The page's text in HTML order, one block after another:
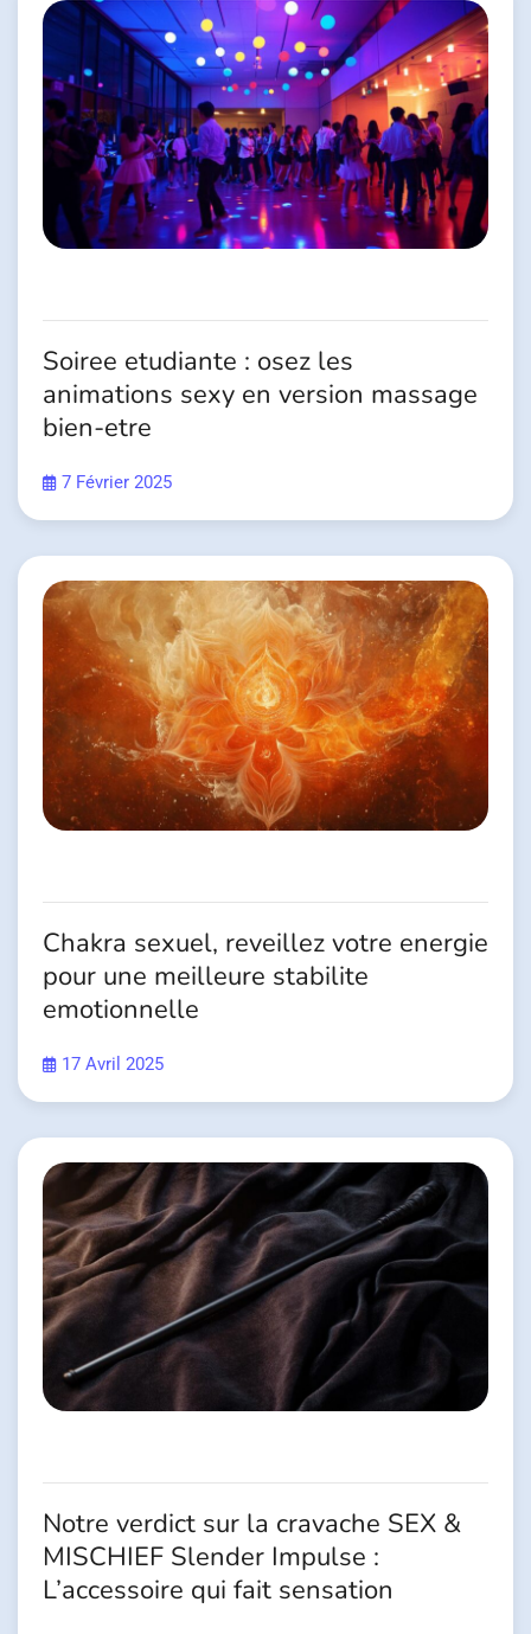
Soiree etudiante : osez les
animations sexy en version massage
bien-etre
7 Février 2025
Chakra sexuel, reveillez votre energie
pour une meilleure stabilite
emotionnelle
17 Avril 2025
Notre verdict sur la cravache SEX &
MISCHIEF Slender Impulse :
L’accessoire qui fait sensation